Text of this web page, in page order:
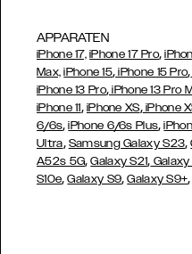
APPARATEN
iPhone 17, iPhone 17 Pro,
Max, iPhone 15, iPhone 15 Pro,
iPhone 13 Pro, iPhone 13 Pro
iPhone 11, iPhone XS,iPhone
6/6s,iPhone 6/6s Plus,
Ultra, Samsung Galaxy S23,
A52s 5G,Galaxy S21, Galaxy
S10e,Galaxy S9,Galaxy S9+,